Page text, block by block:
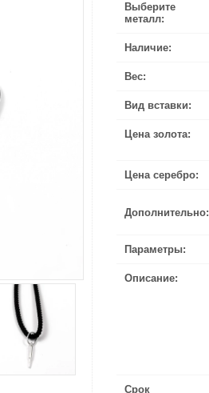
Выберите
металл:
Наличие:
Вес:
Вид вставки:
Цена золота:
Цена серебро:
Дополнительно:
Параметры:
Описание:
Срок
Цена 6300
Размер
цвета),
, так же
Если Вы